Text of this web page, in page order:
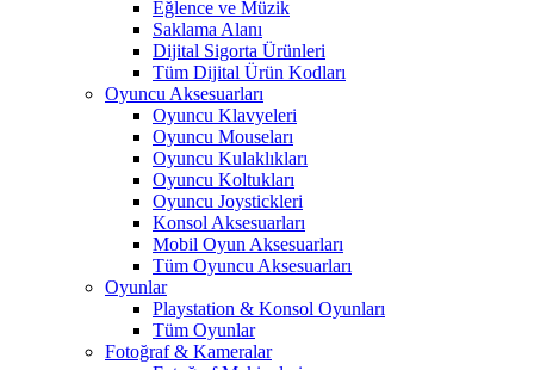
Eğlence ve Müzik
Saklama Alanı
Dijital Sigorta Ürünleri
Tüm Dijital Ürün Kodları
Oyuncu Aksesuarları
Oyuncu Klavyeleri
Oyuncu Mouseları
Oyuncu Kulaklıkları
Oyuncu Koltukları
Oyuncu Joystickleri
Konsol Aksesuarları
Mobil Oyun Aksesuarları
Tüm Oyuncu Aksesuarları
Oyunlar
Playstation & Konsol Oyunları
Tüm Oyunlar
Fotoğraf & Kameralar